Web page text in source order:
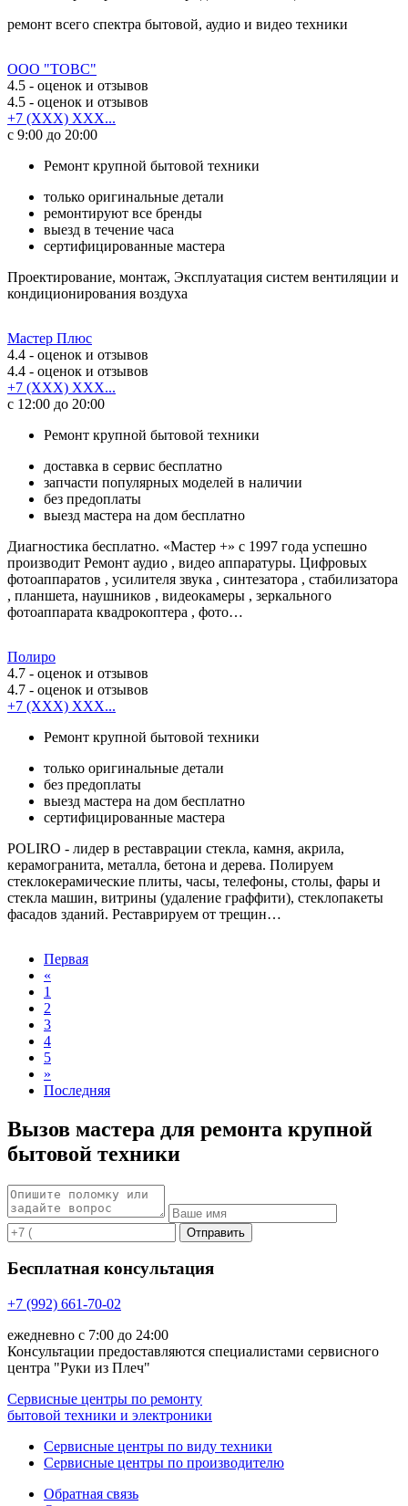
ремонт всего спектра бытовой, аудио и видео техники
ООО "ТОВС"
4.5 - оценок и отзывов
4.5 - оценок и отзывов
+7 (XXX) XXX...
с 9:00 до 20:00
Ремонт крупной бытовой техники
только оригинальные детали
ремонтируют все бренды
выезд в течение часа
сертифицированные мастера
Проектирование, монтаж, Эксплуатация систем вентиляции и
кондиционирования воздуха
Мастер Плюс
4.4 - оценок и отзывов
4.4 - оценок и отзывов
+7 (XXX) XXX...
с 12:00 до 20:00
Ремонт крупной бытовой техники
доставка в сервис бесплатно
запчасти популярных моделей в наличии
без предоплаты
выезд мастера на дом бесплатно
Диагностика бесплатно. «Мастер +» с 1997 года успешно
производит Ремонт аудио , видео аппаратуры. Цифровых
фотоаппаратов , усилителя звука , синтезатора , стабилизатора
, планшета, наушников , видеокамеры , зеркального
фотоаппарата квадрокоптера , фото…
Полиро
4.7 - оценок и отзывов
4.7 - оценок и отзывов
+7 (XXX) XXX...
Ремонт крупной бытовой техники
только оригинальные детали
без предоплаты
выезд мастера на дом бесплатно
сертифицированные мастера
POLIRO - лидер в реставрации стекла, камня, акрила,
керамогранита, металла, бетона и дерева. Полируем
стеклокерамические плиты, часы, телефоны, столы, фары и
стекла машин, витрины (удаление граффити), стеклопакеты
фасадов зданий. Реставрируем от трещин…
Первая
«
1
2
3
4
5
»
Последняя
Вызов мастера для ремонта крупной
бытовой техники
Бесплатная консультация
+7 (992) 661-70-02
ежедневно с 7:00 до 24:00
Консультации предоставляются специалистами сервисного
центра "Руки из Плеч"
Сервисные центры по ремонту
бытовой техники и электроники
Сервисные центры по виду техники
Сервисные центры по производителю
Обратная связь